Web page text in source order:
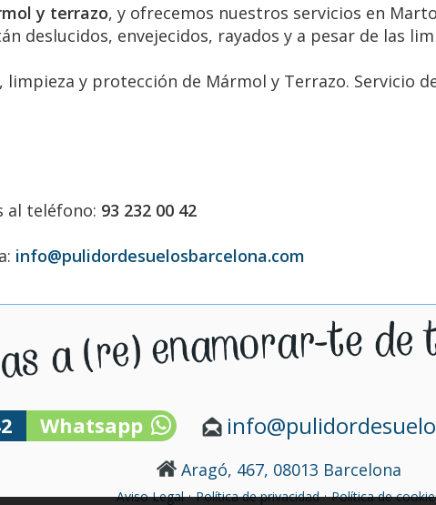
y terrazo, y ofrecemos nuestros servicios en
deslucidos, envejecidos, rayados y a pesar de las
y protección de Mármol y Terrazo. Servicio
al teléfono: 93 232 00 42
info@pulidordesuelosbarcelona.com
Whatsapp
Aragó, 467, 08013 Barcelona
Aviso Legal·Política de privacidad·Política de